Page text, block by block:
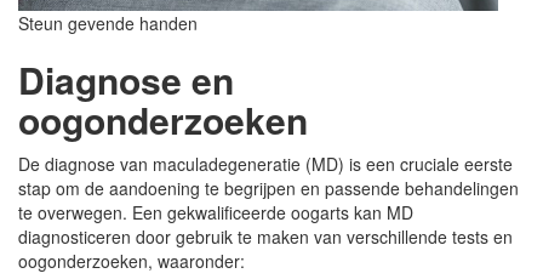
Steun gevende handen
Diagnose en
oogonderzoeken
De diagnose van maculadegeneratie (MD) is een cruciale eerste
stap om de aandoening te begrijpen en passende behandelingen
te overwegen. Een gekwalificeerde oogarts kan MD
diagnosticeren door gebruik te maken van verschillende tests en
oogonderzoeken, waaronder: